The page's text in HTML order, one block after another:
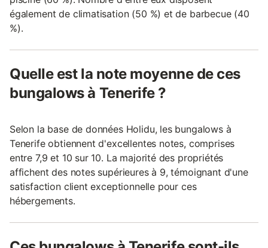
également de climatisation (50 %) et de barbecue (40
%).
Quelle est la note moyenne de ces
bungalows à Tenerife ?
Selon la base de données Holidu, les bungalows à
Tenerife obtiennent d'excellentes notes, comprises
entre 7,9 et 10 sur 10. La majorité des propriétés
affichent des notes supérieures à 9, témoignant d'une
satisfaction client exceptionnelle pour ces
hébergements.